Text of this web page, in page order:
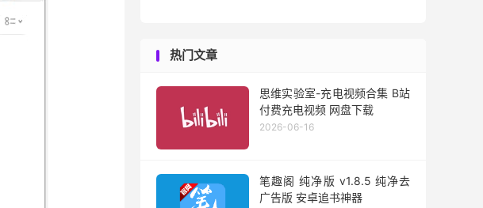
热门文章
思维实验室-充电视频合集 B站
付费充电视频 网盘下载
2026-06-16
笔趣阁 纯净版 v1.8.5 纯净去
广告版 安卓追书神器